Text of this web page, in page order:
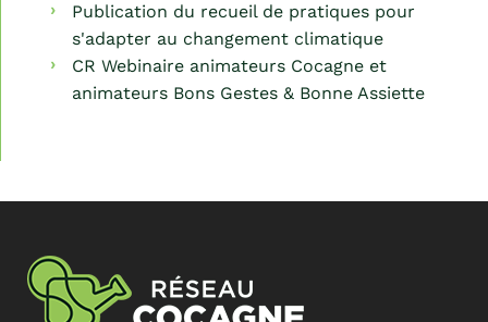
Publication du recueil de pratiques pour
s'adapter au changement climatique
CR Webinaire animateurs Cocagne et
animateurs Bons Gestes & Bonne Assiette